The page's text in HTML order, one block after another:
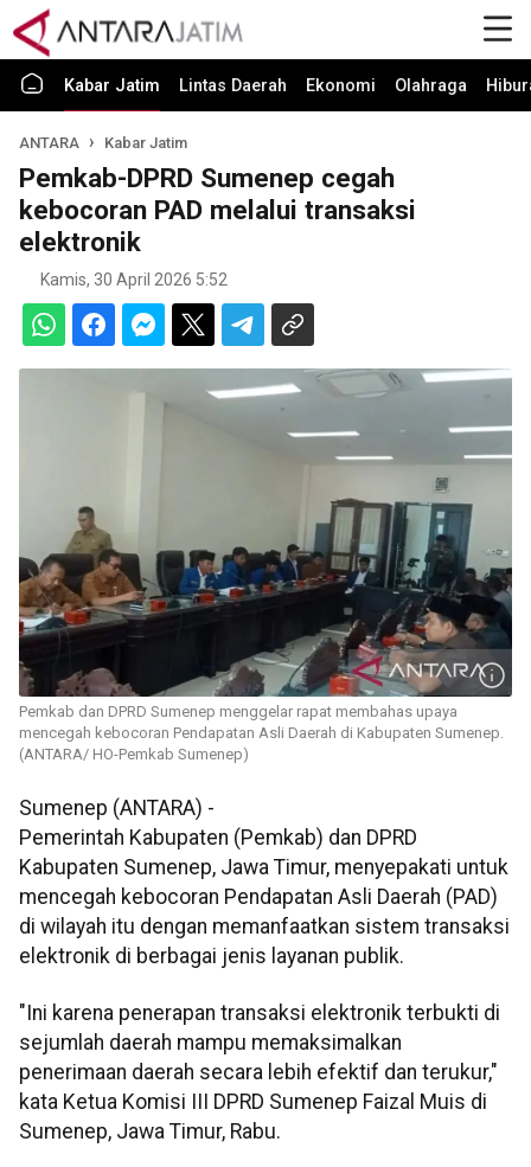
Kabar Jatim Lintas Daerah Ekonomi Olahraga
ANTARA Kabar Jatim
Pemkab-DPRD Sumenep cegah
kebocoran PAD melalui transaksi
elektronik
Kamis, 30 April 2026 5:52
Pemkab dan DPRD Sumenep menggelar rapat membahas upaya
mencegah kebocoran Pendapatan Asli Daerah di Kabupaten Sumenep.
(ANTARA/ HO-Pemkab Sumenep)
Sumenep (ANTARA) -
Pemerintah Kabupaten (Pemkab) dan DPRD
Kabupaten Sumenep, Jawa Timur, menyepakati untuk
mencegah kebocoran Pendapatan Asli Daerah (PAD)
di wilayah itu dengan memanfaatkan sistem transaksi
elektronik di berbagai jenis layanan publik.
"Ini karena penerapan transaksi elektronik terbukti di
sejumlah daerah mampu memaksimalkan
penerimaan daerah secara lebih efektif dan terukur,"
kata Ketua Komisi III DPRD Sumenep Faizal Muis di
Sumenep, Jawa Timur, Rabu.